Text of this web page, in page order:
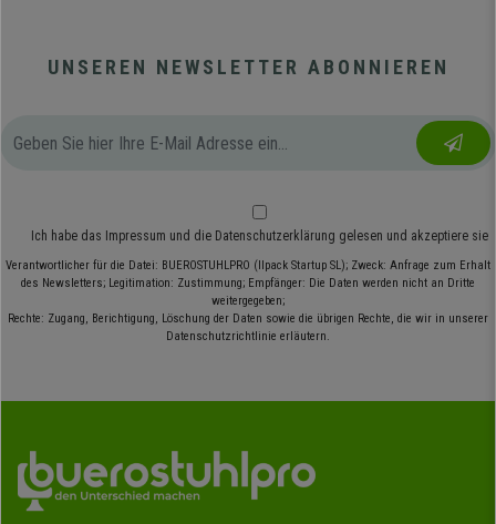
UNSEREN NEWSLETTER ABONNIEREN
Ich habe das Impressum und die Datenschutzerklärung gelesen und akzeptiere sie
Verantwortlicher für die Datei: BUEROSTUHLPRO (Ilpack Startup SL); Zweck: Anfrage zum Erhalt
des Newsletters; Legitimation: Zustimmung; Empfänger: Die Daten werden nicht an Dritte
weitergegeben;
Rechte: Zugang, Berichtigung, Löschung der Daten sowie die übrigen Rechte, die wir in unserer
Datenschutzrichtlinie erläutern.